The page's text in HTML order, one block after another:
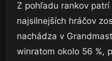
Z pohľadu rankov patrí
najsilnejších hráčov
nachádza v
winratom okolo 56 %,